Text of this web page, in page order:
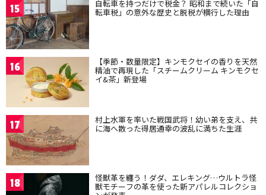
15 自転車を持つだけで税金？ 昭和まで続いた「自
転車税」の意外な歴史と脱税が横行した理由
16 【季節・数量限定】キンモクセイの香りを天然
精油で再現した「スチームクリーム キンモクセ
イ&茶」新登場
17 村上水軍を率いた戦国武将！幼い弟を支え、共
に海へ散った得居通幸の波乱に満ちた生涯
18 怪獣革を纏う！ダダ、エレキング…ウルトラ怪
獣モチーフの革を使った新アパレルコレクショ